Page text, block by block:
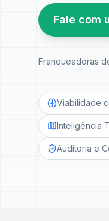
Fale com
Franqueadoras
Viabilidade
Inteligência
Auditoria e